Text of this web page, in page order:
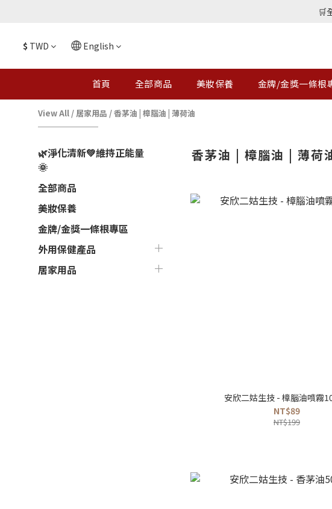
📢加入會
🛒
📢加入會
$ TWD English
首頁 全部商品 美妝保養 金牌/金獎一條根
View All / 居家用品 /香茅油 | 樟腦油 | 薄荷油
🌿淨化清新💚維持正能量
🌞
全部商品
美妝保養
金牌/金獎一條根專區
外用保健產品
居家用品
香茅油 | 樟腦油 | 薄荷
安欣二姑生技 - 樟腦油噴霧
NT$89
NT$199